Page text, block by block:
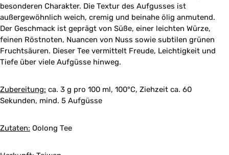
besonderen Charakter. Die Textur des Aufgusses ist
außergewöhnlich weich, cremig und beinahe ölig anmutend.
Der Geschmack ist geprägt von Süße, einer leichten Würze,
feinen Röstnoten, Nuancen von Nuss sowie subtilen grünen
Fruchtsäuren. Dieser Tee vermittelt Freude, Leichtigkeit und
Tiefe über viele Aufgüsse hinweg.
Zubereitung: ca. 3 g pro 100 ml, 100°C, Ziehzeit ca. 60
Sekunden, mind. 5 Aufgüsse
Zutaten: Oolong Tee